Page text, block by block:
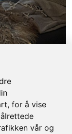
for å vise
vår og